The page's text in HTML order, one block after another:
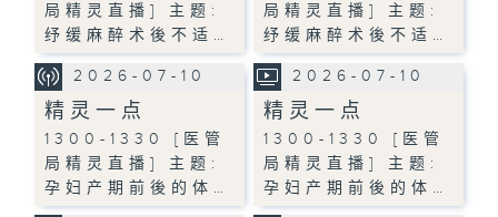
局精灵直播] 主题:
纾缓麻醉术後不适…
局精灵直播] 主题:
纾缓麻醉术後不适…
2026-07-10
精灵一点
1300-1330 [医管
局精灵直播] 主题:
孕妇产期前後的体…
2026-07-10
精灵一点
1300-1330 [医管
局精灵直播] 主题:
孕妇产期前後的体…